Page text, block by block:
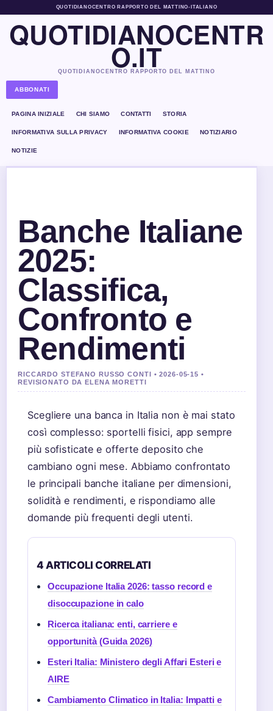
QUOTIDIANOCENTRO RAPPORTO DEL MATTINO• ITALIANO
QUOTIDIANOCENTR
O.IT
QUOTIDIANOCENTRO RAPPORTO DEL MATTINO
ABBONATI
PAGINA INIZIALE CHI SIAMO CONTATTI STORIA
INFORMATIVA SULLA PRIVACY INFORMATIVA COOKIE NOTIZIARIO
NOTIZIE
Banche Italiane
2025:
Classifica,
Confronto e
Rendimenti
RICCARDO STEFANO RUSSO CONTI • 2026-05-15 •
REVISIONATO DA ELENA MORETTI
Scegliere una banca in Italia non è mai stato
così complesso: sportelli fisici, app sempre
più sofisticate e offerte deposito che
cambiano ogni mese. Abbiamo confrontato
le principali banche italiane per dimensioni,
solidità e rendimenti, e rispondiamo alle
domande più frequenti degli utenti.
4 ARTICOLI CORRELATI
Occupazione Italia 2026: tasso record e
disoccupazione in calo
Ricerca italiana: enti, carriere e
opportunità (Guida 2026)
Esteri Italia: Ministero degli Affari Esteri e
AIRE
Cambiamento Climatico in Italia: Impatti e